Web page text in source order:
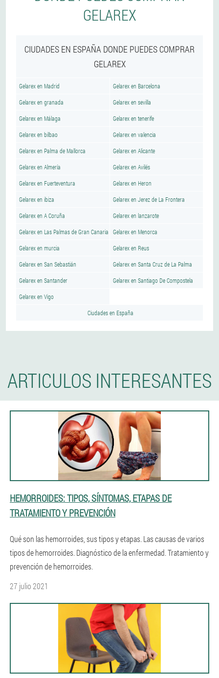
GELAREX
CIUDADES EN ESPAÑA DONDE PUEDES COMPRAR
GELAREX
Gelarex en Madrid Gelarex en Barcelona
Gelarex en granada Gelarex en sevilla
Gelarex en Málaga Gelarex en tenerife
Gelarex en bilbao Gelarex en valencia
Gelarex en Palma de Mallorca Gelarex en Alicante
Gelarex en Almería Gelarex en Avilés
Gelarex en Fuerteventura Gelarex en Heron
Gelarex en ibiza Gelarex en Jerez de La Frontera
Gelarex en A Coruña Gelarex en lanzarote
Gelarex en Las Palmas de Gran Canaria Gelarex en Menorca
Gelarex en murcia Gelarex en Reus
Gelarex en San Sebastián Gelarex en Santa Cruz de La Palma
Gelarex en Santander Gelarex en Santiago De Compostela
Gelarex en Vigo
Ciudades en España
ARTICULOS INTERESANTES
HEMORROIDES: TIPOS, SÍNTOMAS, ETAPAS DE
TRATAMIENTO Y PREVENCIÓN
Qué son las hemorroides, sus tipos y etapas. Las causas de varios
tipos de hemorroides. Diagnóstico de la enfermedad. Tratamiento y
prevención de hemorroides.
27 julio 2021